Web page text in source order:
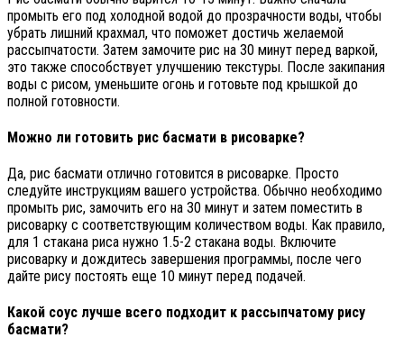
промыть его под холодной водой до прозрачности воды, чтобы
убрать лишний крахмал, что поможет достичь желаемой
рассыпчатости. Затем замочите рис на 30 минут перед варкой,
это также способствует улучшению текстуры. После закипания
воды с рисом, уменьшите огонь и готовьте под крышкой до
полной готовности.
Можно ли готовить рис басмати в рисоварке?
Да, рис басмати отлично готовится в рисоварке. Просто
следуйте инструкциям вашего устройства. Обычно необходимо
промыть рис, замочить его на 30 минут и затем поместить в
рисоварку с соответствующим количеством воды. Как правило,
для 1 стакана риса нужно 1.5-2 стакана воды. Включите
рисоварку и дождитесь завершения программы, после чего
дайте рису постоять еще 10 минут перед подачей.
Какой соус лучше всего подходит к рассыпчатому рису
басмати?